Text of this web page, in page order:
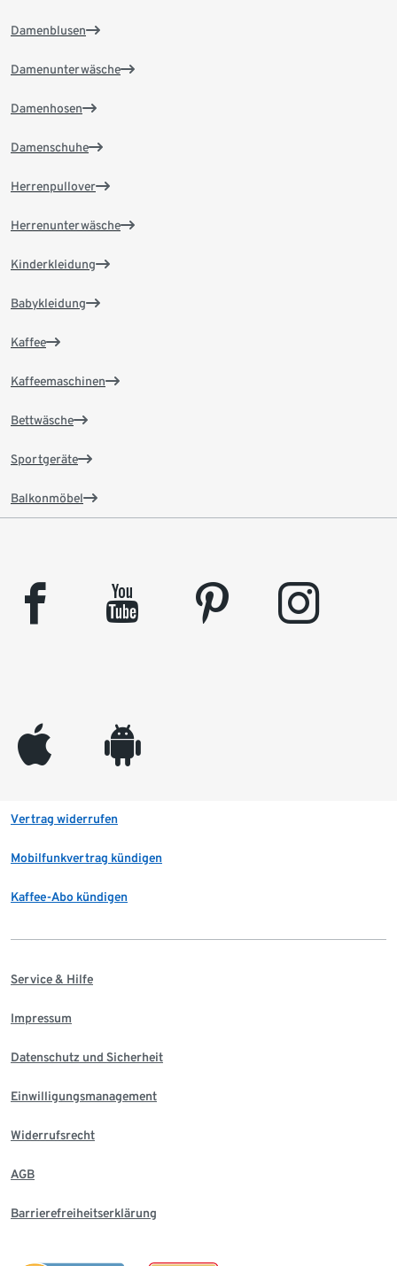
Damenblusen
Damenunterwäsche
Damenhosen
Damenschuhe
Herrenpullover
Herrenunterwäsche
Kinderkleidung
Babykleidung
Kaffee
Kaffeemaschinen
Bettwäsche
Sportgeräte
Balkonmöbel
facebook youtube pinterest instagram
appleinc android
Vertrag widerrufen
Mobilfunkvertrag kündigen
Kaffee-Abo kündigen
Service & Hilfe
Impressum
Datenschutz und Sicherheit
Einwilligungsmanagement
Widerrufsrecht
AGB
Barrierefreiheitserklärung